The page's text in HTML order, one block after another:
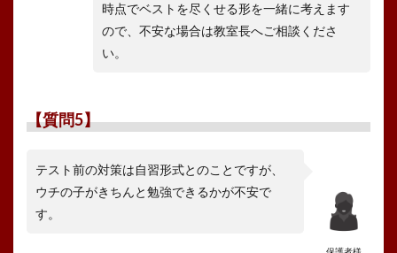
時点でベストを尽くせる形を一緒に考えます
ので、不安な場合は教室長へご相談くださ
い。
【質問5】
テスト前の対策は自習形式とのことですが、
ウチの子がきちんと勉強できるかが不安で
す。